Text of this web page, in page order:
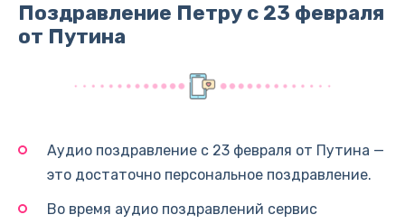
Поздравление Петру с 23 февраля
от Путина
Аудио поздравление с 23 февраля от Путина —
это достаточно персональное поздравление.
Во время аудио поздравлений сервис